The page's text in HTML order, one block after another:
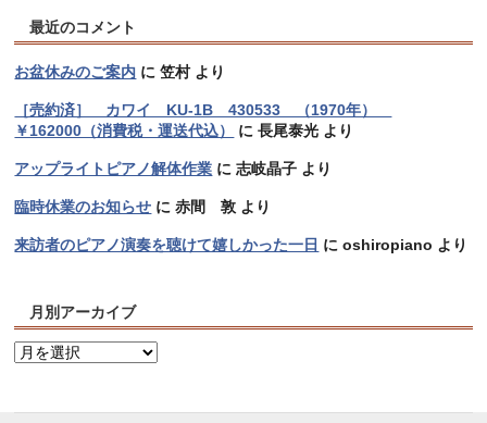
最近のコメント
お盆休みのご案内 に笠村より
［売約済］ カワイ KU-1B 430533 （1970年）
￥162000（消費税・運送代込）
に長尾泰光 より
アップライトピアノ解体作業 に志岐晶子 より
臨時休業のお知らせ に赤間 敦 より
来訪者のピアノ演奏を聴けて嬉しかった一日 にoshiropiano より
月別アーカイブ
月